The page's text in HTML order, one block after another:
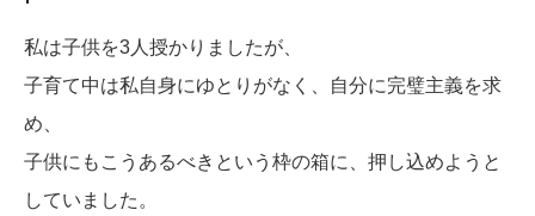
私は子供を3人授かりましたが、
子育て中は私自身にゆとりがなく、自分に完璧主義を求
め、
子供にもこうあるべきという枠の箱に、押し込めようと
していました。